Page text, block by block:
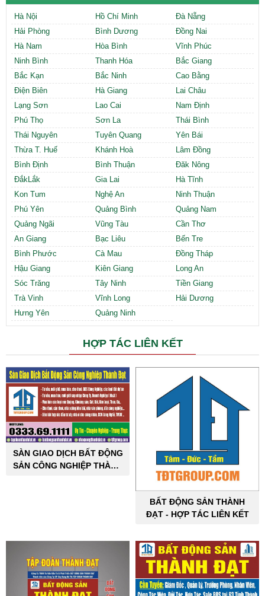
Hà Nội Hồ Chí Minh
Đà Nẵng
Hải Phòng
Bình Dương
Đồng Nai
Hà Nam
Hòa Bình
Vĩnh Phúc
Ninh Bình
Thanh Hóa
Bắc Giang
Bắc Kạn
Bắc Ninh
Cao Bằng
Điện Biên
Hà Giang
Lai Châu
Lạng Sơn
Lao Cai
Nam Định
Phú Thọ
Sơn La
Thái Bình
Thái Nguyên
Tuyên Quang
Yên Bái
Thừa T. Huế
Khánh Hoà
Lâm Đồng
Bình Định
Bình Thuận
Đăk Nông
ĐắkLắk
Gia Lai
Hà Tĩnh
Kon Tum
Nghệ An
Ninh Thuận
Phú Yên
Quảng Bình
Quảng Nam
Quảng Ngãi
Vũng Tàu
Cần Thơ
An Giang
Bạc Liêu
Bến Tre
Bình Phước
Cà Mau
Đồng Tháp
Hậu Giang
Kiên Giang
Long An
Sóc Trăng
Tây Ninh
Tiền Giang
Trà Vinh
Vĩnh Long
Hải Dương
Hưng Yên
Quảng Ninh
HỢP TÁC LIÊN KẾT
SÀN GIAO DỊCH BẤT ĐỘNG
SẢN CÔNG NGHIỆP THÀNH
BẤT ĐỘNG SẢN THÀNH
ĐẠT - HỢP TÁC LIÊN KẾT